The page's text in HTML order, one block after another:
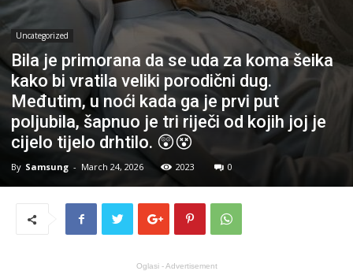
Uncategorized
Bila je primorana da se uda za koma šeika
kako bi vratila veliki porodični dug.
Međutim, u noći kada ga je prvi put
poljubila, šapnuo je tri riječi od kojih joj je
cijelo tijelo drhtilo. 😲😵
By Samsung - March 24, 2026 2023 0
Oglasi - Advertisement